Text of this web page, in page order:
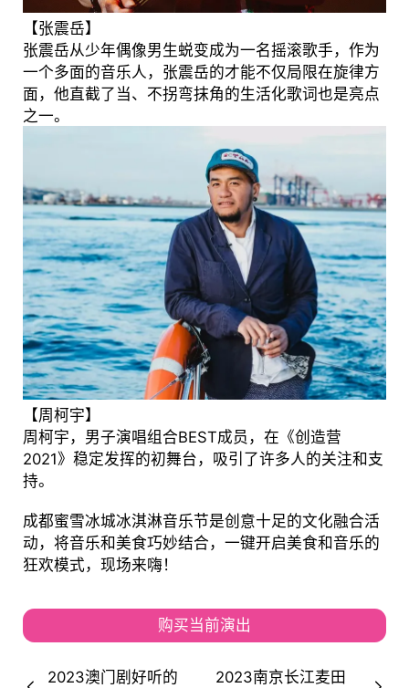
【张震岳】
张震岳从少年偶像男生蜕变成为一名摇滚歌手，作为
一个多面的音乐人，张震岳的才能不仅局限在旋律方
面，他直截了当、不拐弯抹角的生活化歌词也是亮点
之一。
【周柯宇】
周柯宇，男子演唱组合BEST成员，在《创造营
2021》稳定发挥的初舞台，吸引了许多人的关注和支
持。
成都蜜雪冰城冰淇淋音乐节是创意十足的文化融合活
动，将音乐和美食巧妙结合，一键开启美食和音乐的
狂欢模式，现场来嗨！
购买当前演出
2023澳门剧好听的 2023南京长江麦田